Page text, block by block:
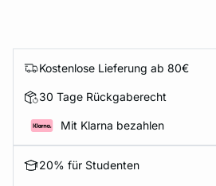
Kostenlose Lieferung ab 80€
30 Tage Rückgaberecht
Mit Klarna bezahlen
20% für Studenten